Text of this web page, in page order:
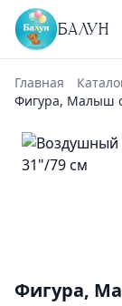
БАЛУН
Главная
Фигура, Малыш
Фигура,